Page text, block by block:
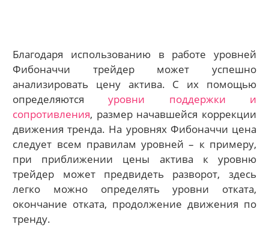
Благодаря использованию в работе уровней
Фибоначчи трейдер может успешно
анализировать цену актива. С их помощью
определяютсяуровни поддержки и
сопротивления, размер начавшейся коррекции
движения тренда. На уровнях Фибоначчи цена
следует всем правилам уровней – к примеру,
при приближении цены актива к уровню
трейдер может предвидеть разворот, здесь
легко можно определять уровни отката,
окончание отката, продолжение движения по
тренду.